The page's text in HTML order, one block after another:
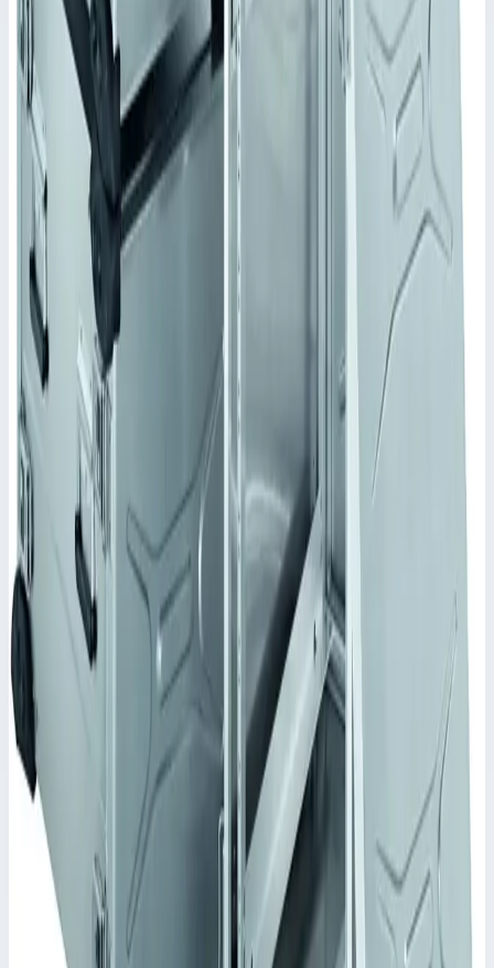
Для размещения электронных приборов в формате 19"
согласно VG 95446
Уточнить поставку по этой позиции
Похожие модели
Корпус Mitraset Racklite 19" Zarges 6 HE/U
728х591х405 мм 45916
Арт.
Корпус Mitraset Racklite 19" - 45916 Переносные корпусы для
электронных приборов
Масса
13,3 кг
Цена по запросу